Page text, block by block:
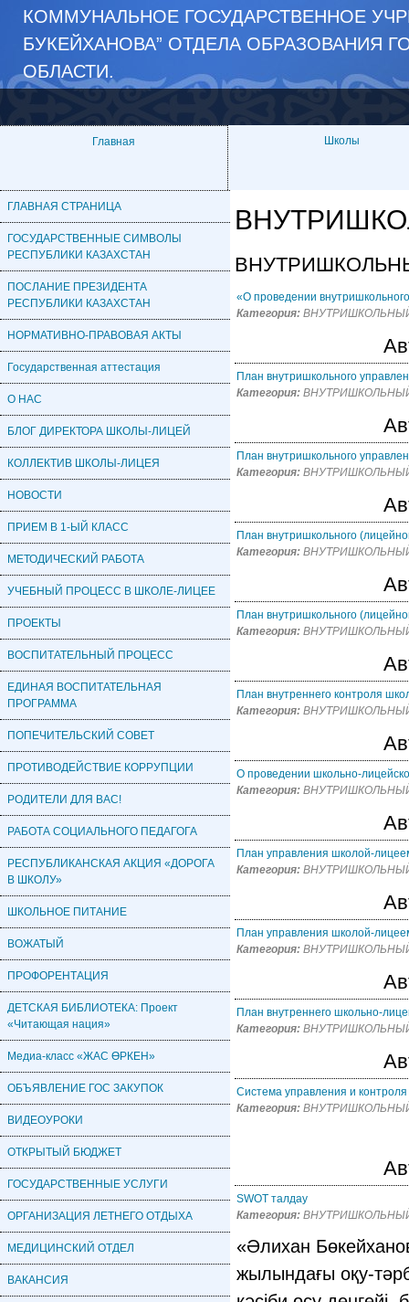
КОММУНАЛЬНОЕ ГОСУДАРСТВЕННОЕ
БУКЕЙХАНОВА” ОТДЕЛА ОБРАЗОВАНИЯ
ОБЛАСТИ.
Главная Школы
ГЛАВНАЯ СТРАНИЦА
ГОСУДАРСТВЕННЫЕ СИМВОЛЫ
РЕСПУБЛИКИ КАЗАХСТАН
ПОСЛАНИЕ ПРЕЗИДЕНТА
РЕСПУБЛИКИ КАЗАХСТАН
НОРМАТИВНО-ПРАВОВАЯ АКТЫ
Государственная аттестация
О НАС
БЛОГ ДИРЕКТОРА ШКОЛЫ-ЛИЦЕЙ
КОЛЛЕКТИВ ШКОЛЫ-ЛИЦЕЯ
НОВОСТИ
ПРИЕМ В 1-ЫЙ КЛАСС
МЕТОДИЧЕСКИЙ РАБОТА
УЧЕБНЫЙ ПРОЦЕСС В ШКОЛЕ-ЛИЦЕЕ
ПРОЕКТЫ
ВОСПИТАТЕЛЬНЫЙ ПРОЦЕСС
ЕДИНАЯ ВОСПИТАТЕЛЬНАЯ
ПРОГРАММА
ПОПЕЧИТЕЛЬСКИЙ СОВЕТ
ПРОТИВОДЕЙСТВИЕ КОРРУПЦИИ
РОДИТЕЛИ ДЛЯ ВАС!
РАБОТА СОЦИАЛЬНОГО ПЕДАГОГА
РЕСПУБЛИКАНСКАЯ АКЦИЯ «ДОРОГА
В ШКОЛУ»
ШКОЛЬНОЕ ПИТАНИЕ
ВОЖАТЫЙ
ПРОФОРЕНТАЦИЯ
ДЕТСКАЯ БИБЛИОТЕКА: Проект
«Читающая нация»
Медиа-класс «ЖАС ӨРКЕН»
ОБЪЯВЛЕНИЕ ГОС ЗАКУПОК
ВИДЕОУРОКИ
ОТКРЫТЫЙ БЮДЖЕТ
ГОСУДАРСТВЕННЫЕ УСЛУГИ
ОРГАНИЗАЦИЯ ЛЕТНЕГО ОТДЫХА
МЕДИЦИНСКИЙ ОТДЕЛ
ВАКАНСИЯ
«О проведении
Категория:
План внутришкольного
Категория:
План внутришкольного
Категория:
План внутришкольного
Категория:
План внутришкольного
Категория:
План внутреннего контроля
Категория:
О проведении школьно-
Категория:
План управления школой-
Категория:
План управления школой-
Категория:
План внутреннего школьно-
Категория:
Система управления и
Категория:
SWOT талдау
Категория:
«Әлихан
жылындағы оқу-